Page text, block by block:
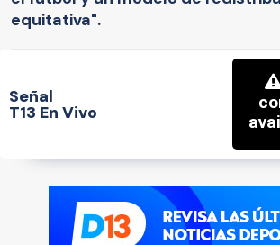
equitativa".
Señal
T13 En Vivo